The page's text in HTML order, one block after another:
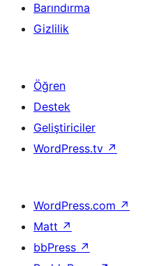
Barındırma
Gizlilik
Öğren
Destek
Geliştiriciler
WordPress.tv ↗
WordPress.com ↗
Matt ↗
bbPress ↗